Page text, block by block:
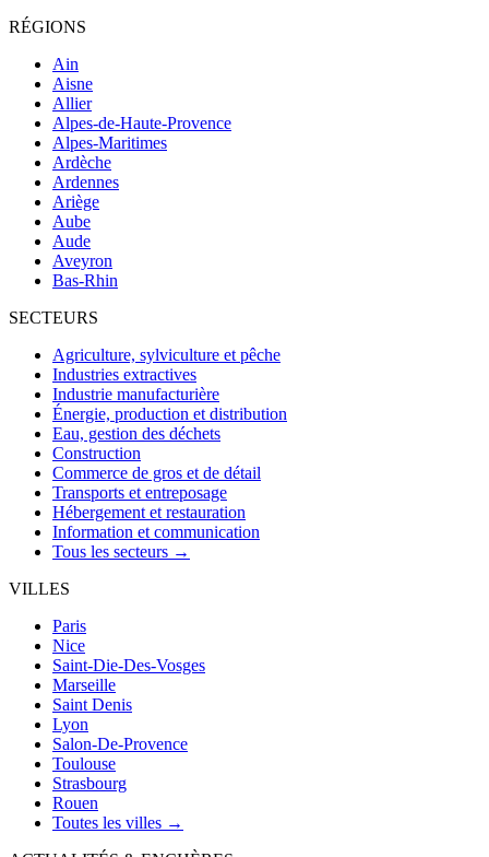
RÉGIONS
Ain
Aisne
Allier
Alpes-de-Haute-Provence
Alpes-Maritimes
Ardèche
Ardennes
Ariège
Aube
Aude
Aveyron
Bas-Rhin
SECTEURS
Agriculture, sylviculture et pêche
Industries extractives
Industrie manufacturière
Énergie, production et distribution
Eau, gestion des déchets
Construction
Commerce de gros et de détail
Transports et entreposage
Hébergement et restauration
Information et communication
Tous les secteurs →
VILLES
Paris
Nice
Saint-Die-Des-Vosges
Marseille
Saint Denis
Lyon
Salon-De-Provence
Toulouse
Strasbourg
Rouen
Toutes les villes →